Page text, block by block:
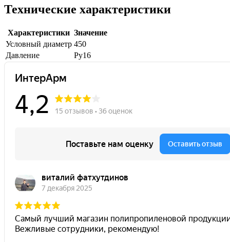
Технические характеристики
Характеристики Значение
Условный диаметр 450
Давление
Ру16